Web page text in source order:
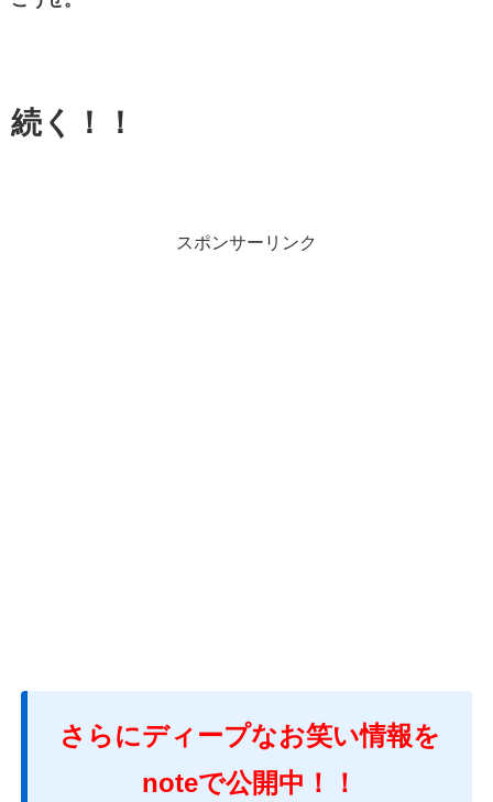
続く！！
スポンサーリンク
さらにディープなお笑い情報を
noteで公開中！！